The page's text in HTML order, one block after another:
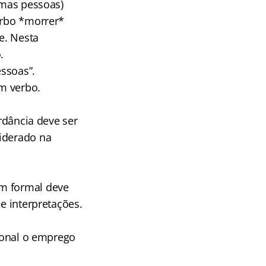
pessoas)
*morrer*
Nesta
verbo.
deve ser
na
formal deve
interpretações.
o emprego